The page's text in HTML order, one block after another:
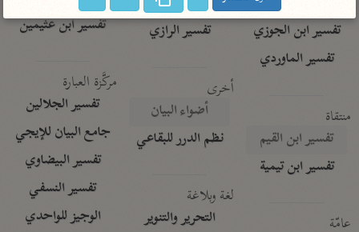
تفسير ابن الجوزي
تفسير الماوردي
منتقاة
تفسير ابن القيم
تفسير ابن تيمية
عامّة
تفسير الرازي
أخرى
أضواء البيان
نظم الدرر للبقاعي
لغة وبلاغة
التحرير والتنوير
تفسير ابن عثيمين
مركَّزة العبارة
تفسير الجلالين
جامع البيان للإيجي
تفسير البيضاوي
تفسير النسفي
الوجيز للواحدي